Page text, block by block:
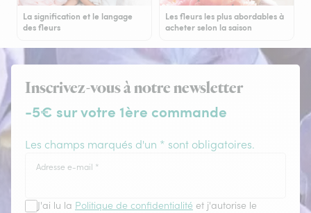
La signification et le langage
des fleurs
Les fleurs les plus abordables à
acheter selon la saison
Inscrivez-vous à notre newsletter
-5€ sur votre 1ère commande
Les champs marqués d'un * sont obligatoires.
Adresse e-mail *
J'ai lu la Politique de confidentialité et j'autorise le